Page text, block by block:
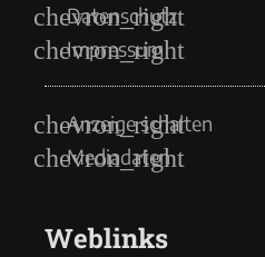
Datenschutz
Impressum
Anzeige schalten
Mediadaten
Weblinks